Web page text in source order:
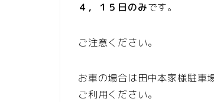
４，１５日のみです。
ご注意ください。
お車の場合は田中本家様駐車
ご利用ください。